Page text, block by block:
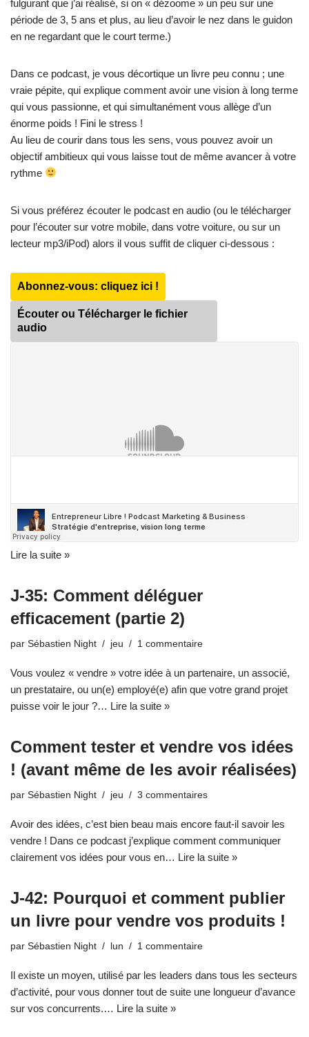
fulgurant que j’ai réalisé, si on « dézoome » un peu sur une
période de 3, 5 ans et plus, au lieu d’avoir le nez dans le guidon
en ne regardant que le court terme.)
Dans ce podcast, je vous décortique un livre peu connu ; une
vraie pépite, qui explique comment avoir une vision à long terme
qui vous passionne, et qui simultanément vous allège d’un
énorme poids ! Fini le stress !
Au lieu de courir dans tous les sens, vous pouvez avoir un
objectif ambitieux qui vous laisse tout de même avancer à votre
rythme
Si vous préférez écouter le podcast en audio (ou le télécharger
pour l’écouter sur votre mobile, dans votre voiture, ou sur un
lecteur mp3/iPod) alors il vous suffit de cliquer ci-dessous :
Abonnez-vous: cliquez ici !
Écouter ou Télécharger le fichier
audio
Lire la suite »
J-35: Comment déléguer
efficacement (partie 2)
par Sébastien Night jeu 1 commentaire
Vous voulez « vendre » votre idée à un partenaire, un associé,
un prestataire, ou un(e) employé(e) afin que votre grand projet
puisse voir le jour ?… Lire la suite »
Comment tester et vendre vos idées
! (avant même de les avoir réalisées)
par Sébastien Night jeu 3 commentaires
Avoir des idées, c’est bien beau mais encore faut-il savoir les
vendre ! Dans ce podcast j’explique comment communiquer
clairement vos idées pour vous en… Lire la suite »
J-42: Pourquoi et comment publier
un livre pour vendre vos produits !
par Sébastien Night lun 1 commentaire
Il existe un moyen, utilisé par les leaders dans tous les secteurs
d’activité, pour vous donner tout de suite une longueur d’avance
sur vos concurrents.… Lire la suite »